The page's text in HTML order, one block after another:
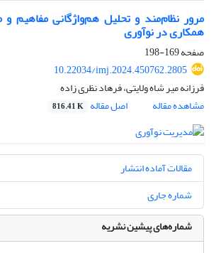
مرور نظام‌مند و تحلیل هم‌واژگانی مفاهیم و
همکاری در نوآوری
صفحه169-198
10.22034/imj.2024.450762.2805
فرزانه میر شاه ولایتی، فرهاد نظری زاده
مشاهده مقاله
اصل مقاله 816.41 K
مقالات آماده انتشار
شماره جاری
شماره‌های پیشین نشریه